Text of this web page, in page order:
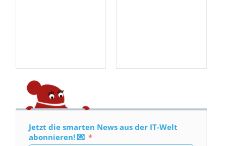
Jetzt die smarten News aus der IT-Welt
abonnieren! 💌